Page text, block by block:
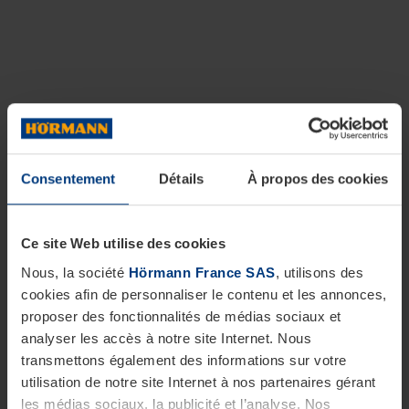
Consentement Détails À propos des cookies
Ce site Web utilise des cookies
Nous, la société Hörmann France SAS, utilisons des
cookies afin de personnaliser le contenu et les annonces,
proposer des fonctionnalités de médias sociaux et
analyser les accès à notre site Internet. Nous
transmettons également des informations sur votre
utilisation de notre site Internet à nos partenaires gérant
les médias sociaux, la publicité et l’analyse. Nos